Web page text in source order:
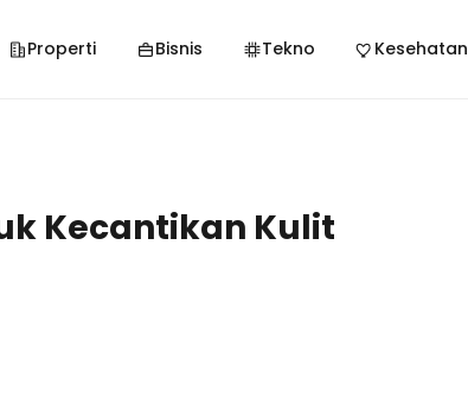
Properti Bisnis Tekno Kesehatan
Kecantikan Kulit